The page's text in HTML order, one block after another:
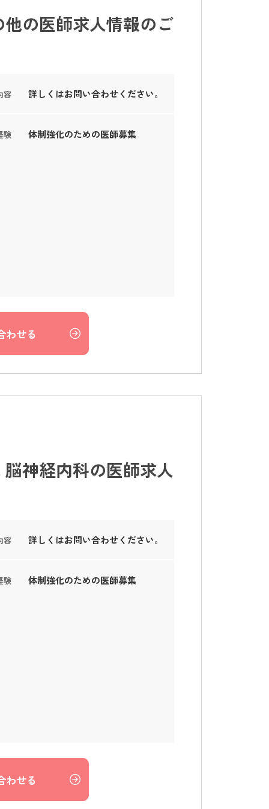
の医師求人情報のご
容 詳しくはお問い合わせください。
験 体制強化のための医師募集
わせる
神経内科の医師求人
容 詳しくはお問い合わせください。
験 体制強化のための医師募集
わせる